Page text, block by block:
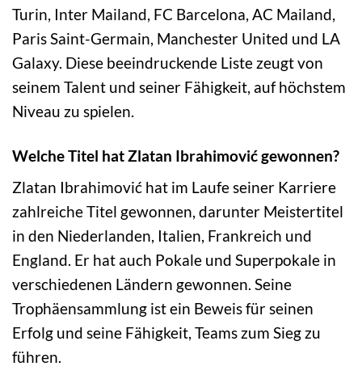
Turin, Inter Mailand, FC Barcelona, AC Mailand,
Paris Saint-Germain, Manchester United und LA
Galaxy. Diese beeindruckende Liste zeugt von
seinem Talent und seiner Fähigkeit, auf höchstem
Niveau zu spielen.
Welche Titel hat Zlatan Ibrahimović gewonnen?
Zlatan Ibrahimović hat im Laufe seiner Karriere
zahlreiche Titel gewonnen, darunter Meistertitel
in den Niederlanden, Italien, Frankreich und
England. Er hat auch Pokale und Superpokale in
verschiedenen Ländern gewonnen. Seine
Trophäensammlung ist ein Beweis für seinen
Erfolg und seine Fähigkeit, Teams zum Sieg zu
führen.